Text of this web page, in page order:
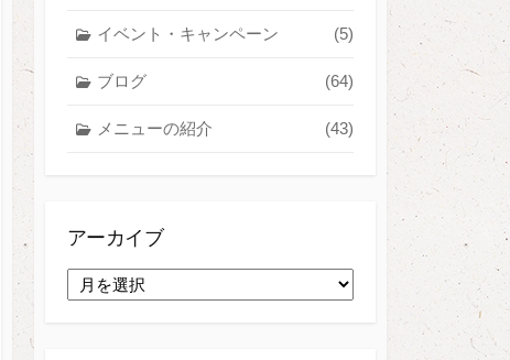
イベント・キャンペーン (5)
ブログ (64)
メニューの紹介 (43)
アーカイブ
ア
ー